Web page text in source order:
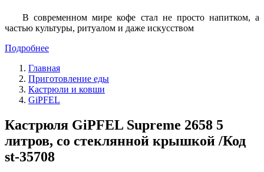
В современном мире кофе стал не просто напитком, а
частью культуры, ритуалом и даже искусством
Подробнее
Главная
Приготовление еды
Кастрюли и ковши
GiPFEL
Кастрюля GiPFEL Supreme 2658 5
литров, со стеклянной крышкой /Код
st-35708